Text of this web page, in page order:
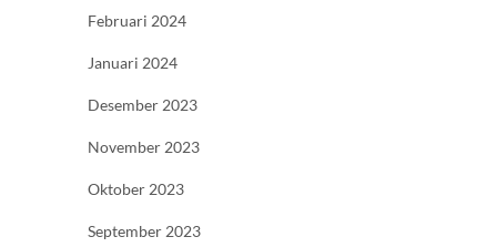
Februari 2024
Januari 2024
Desember 2023
November 2023
Oktober 2023
September 2023